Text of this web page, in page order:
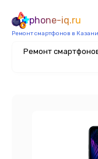
phone-iq.ru
Ремонт смартфонов в Казани
Ремонт